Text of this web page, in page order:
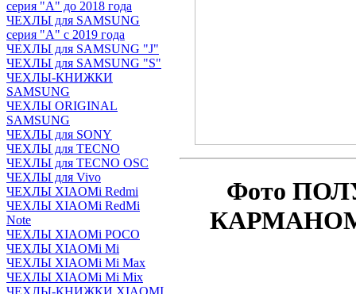
серия "A" до 2018 года
ЧЕХЛЫ для SAMSUNG
серия "A" с 2019 года
ЧЕХЛЫ для SAMSUNG "J"
ЧЕХЛЫ для SAMSUNG "S"
ЧЕХЛЫ-КНИЖКИ
SAMSUNG
ЧЕХЛЫ ORIGINAL
SAMSUNG
ЧЕХЛЫ для SONY
ЧЕХЛЫ для TECNO
ЧЕХЛЫ для TECNO OSC
ЧЕХЛЫ для Vivo
ЧЕХЛЫ XIAOMi Redmi
ЧЕХЛЫ XIAOMi RedMi
Note
ЧЕХЛЫ XIAOMi POCO
ЧЕХЛЫ XIAOMi Mi
ЧЕХЛЫ XIAOMi Mi Max
ЧЕХЛЫ XIAOMi Mi Mix
ЧЕХЛЫ-КНИЖКИ XIAOMI
Фото
КАРМАНОМ